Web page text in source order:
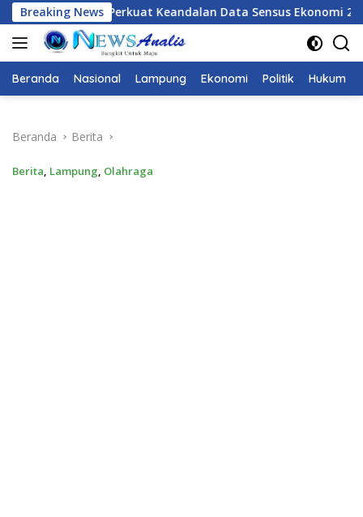
Langsung
ke
konten
Breaking News
Data Sensus Ekonomi 2026, BPS Provinsi Lampung
Beranda Nasional Lampung Ekonomi Politik Hukum
Beranda Berita
Berita, Lampung, Olahraga